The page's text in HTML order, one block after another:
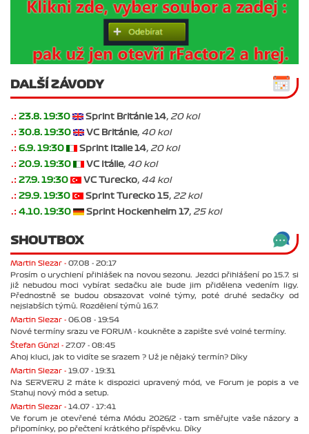
DALŠÍ ZÁVODY
.: 23.8. 19:30 Sprint Británie 14, 20 kol
.: 30.8. 19:30 VC Británie, 40 kol
.: 6.9. 19:30 Sprint Italie 14, 20 kol
.: 20.9. 19:30 VC Itálie, 40 kol
.: 27.9. 19:30 VC Turecko, 44 kol
.: 29.9. 19:30 Sprint Turecko 15, 22 kol
.: 4.10. 19:30 Sprint Hockenheim 17, 25 kol
SHOUTBOX
Martin Slezar - 07.08 - 20:17
Prosím o urychlení přihlášek na novou sezonu. Jezdci přihlášení po 15.7. si
již nebudou moci vybírat sedačku ale bude jim přidělena vedením ligy.
Přednostně se budou obsazovat volné týmy, poté druhé sedačky od
nejslabších týmů. Rozdělení týmů 16.7.
Martin Slezar - 06.08 - 19:54
Nové termíny srazu ve FORUM - koukněte a zapište své volné termíny.
Štefan Günzl - 27.07 - 08:45
Ahoj kluci, jak to vidíte se srazem ? Už je nějaký termín? Díky
Martin Slezar - 19.07 - 19:31
Na SERVERU 2 máte k dispozici upravený mód, ve Forum je popis a ve
Stahuj nový mód a setup.
Martin Slezar - 14.07 - 17:41
Ve forum je otevřené téma Módu 2026/2 - tam směřujte vaše názory a
připomínky, po přečtení krátkého příspěvku. Díky